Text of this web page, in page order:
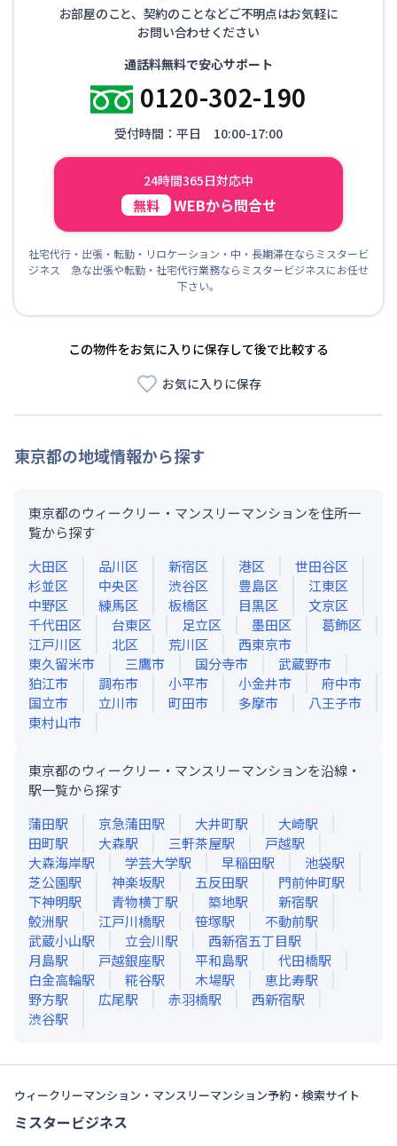
お部屋のこと、契約のことなどご不明点はお気軽に
お問い合わせください
通話料無料で安心サポート
0120-302-190
受付時間：平日 10:00-17:00
24時間365日対応中
無料 WEBから問合せ
社宅代行・出張・転勤・リロケーション・中・長期滞在ならミスタービ
ジネス 急な出張や転勤・社宅代行業務ならミスタービジネスにお任せ
下さい。
この物件をお気に入りに保存して後で比較する
お気に入りに保存
東京都の地域情報から探す
東京都のウィークリー・マンスリーマンションを住所一
覧から探す
大田区
品川区 新宿区 港区
世田谷区
杉並区
中央区 渋谷区 豊島区
江東区
中野区
練馬区 板橋区 目黒区
文京区
千代田区
台東区 足立区 墨田区
葛飾区
江戸川区
北区 荒川区
西東京市
東久留米市
三鷹市 国分寺市
武蔵野市
狛江市
調布市 小平市 小金井市
府中市
国立市
立川市 町田市 多摩市
八王子市
東村山市
東京都のウィークリー・マンスリーマンションを沿線・
駅一覧から探す
蒲田駅 京急蒲田駅 大井町駅 大崎駅
田町駅 大森駅 三軒茶屋駅 戸越駅
大森海岸駅 学芸大学駅 早稲田駅 池袋駅
芝公園駅 神楽坂駅 五反田駅 門前仲町駅
下神明駅 青物横丁駅 築地駅 新宿駅
鮫洲駅 江戸川橋駅 笹塚駅 不動前駅
武蔵小山駅 立会川駅 西新宿五丁目駅
月島駅 戸越銀座駅 平和島駅 代田橋駅
白金高輪駅 糀谷駅 木場駅 恵比寿駅
野方駅 広尾駅 赤羽橋駅 西新宿駅
渋谷駅
ウィークリーマンション・マンスリーマンション予約・検索サイト
ミスタービジネス